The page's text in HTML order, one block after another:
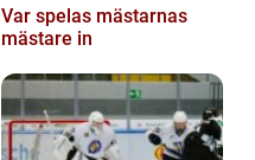
Var spelas mästarnas
mästare in